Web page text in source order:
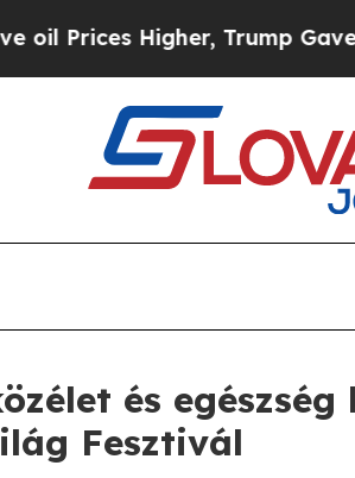
Higher, Trump Gave
és
Fesztivál